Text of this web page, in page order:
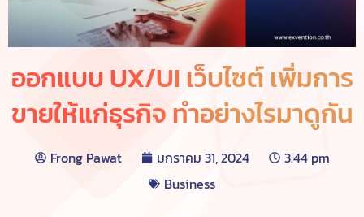
ออกแบบ UX/UI เว็บไซต์ เพิ่มการ
ขายให้แก่ธุรกิจ ทำอย่างไรมาดูกัน
Frong Pawat มกราคม 31, 2024
3:44 pm
Business